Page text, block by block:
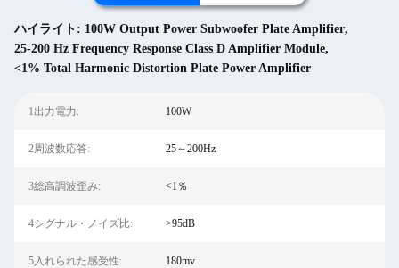
ハイライト: 100W Output Power Subwoofer Plate Amplifier,
25-200 Hz Frequency Response Class D Amplifier Module,
<1% Total Harmonic Distortion Plate Power Amplifier
1出力電力: 100W
2周波数応答: 25～200Hz
3総高調波歪み: <1％
4シグナル・ノイズ比: >95dB
5入れられた感受性: 180mv